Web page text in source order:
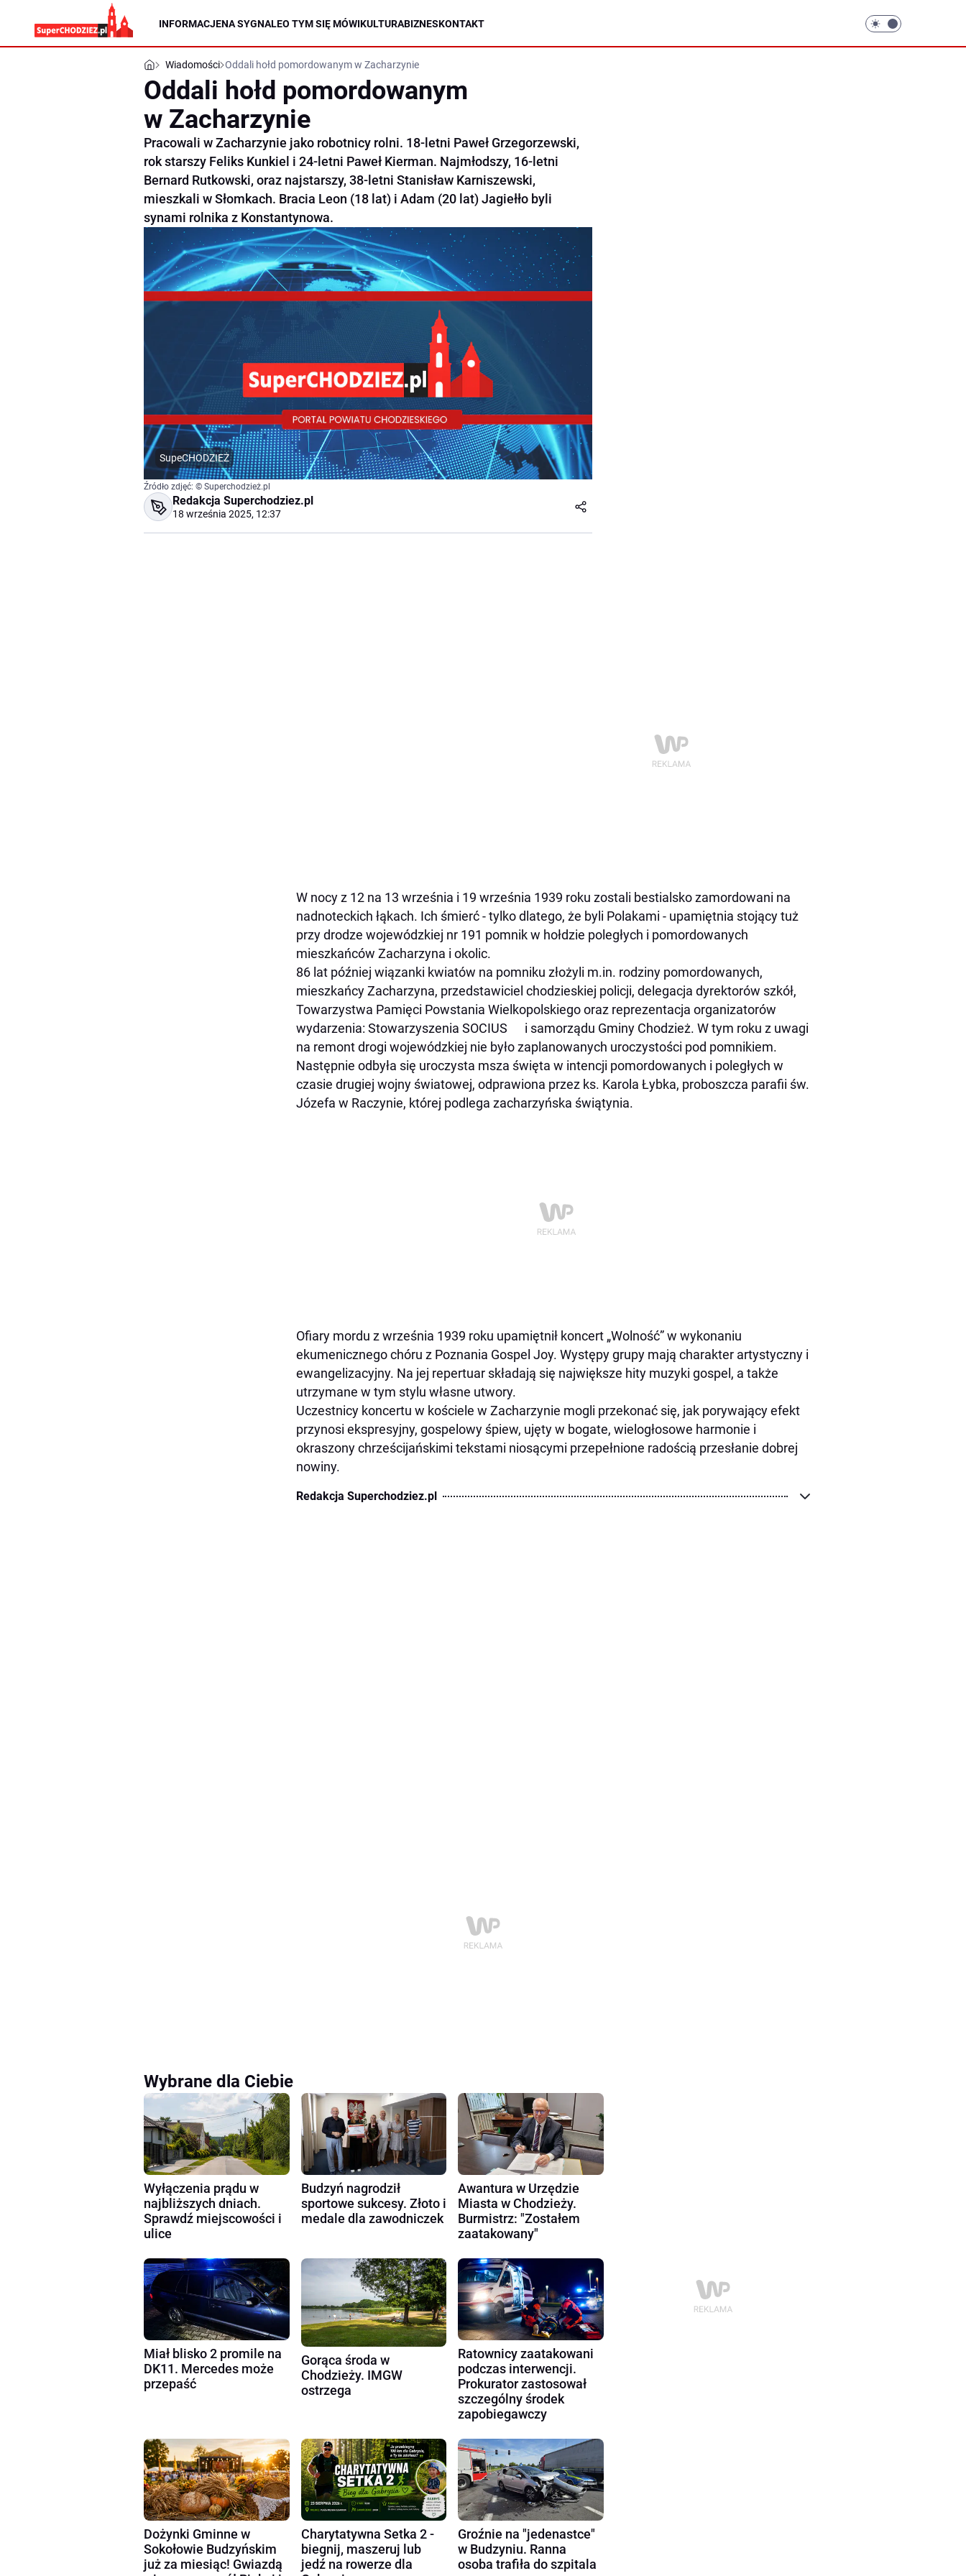
INFORMACJENA SYGNALEO TYM SIĘ MÓWIKULTURABIZNESKONTAKT
Wiadomości Oddali hołd pomordowanym w Zacharzynie
Oddali hołd pomordowanym
w Zacharzynie
Pracowali w Zacharzynie jako robotnicy rolni. 18-letni Paweł Grzegorzewski,
rok starszy Feliks Kunkiel i 24-letni Paweł Kierman. Najmłodszy, 16-letni
Bernard Rutkowski, oraz najstarszy, 38-letni Stanisław Karniszewski,
mieszkali w Słomkach. Bracia Leon (18 lat) i Adam (20 lat) Jagiełło byli
synami rolnika z Konstantynowa.
SupeCHODZIEŻ
Źródło zdjęć: © Superchodzież.pl
Redakcja Superchodziez.pl
18 września 2025, 12:37
W nocy z 12 na 13 września i 19 września 1939 roku zostali bestialsko zamordowani na
nadnoteckich łąkach. Ich śmierć - tylko dlatego, że byli Polakami - upamiętnia stojący tuż
przy drodze wojewódzkiej nr 191 pomnik w hołdzie poległych i pomordowanych
mieszkańców Zacharzyna i okolic.
86 lat później wiązanki kwiatów na pomniku złożyli m.in. rodziny pomordowanych,
mieszkańcy Zacharzyna, przedstawiciel chodzieskiej policji, delegacja dyrektorów szkół,
Towarzystwa Pamięci Powstania Wielkopolskiego oraz reprezentacja organizatorów
wydarzenia: Stowarzyszenia SOCIUS i samorządu Gminy Chodzież. W tym roku z uwagi
na remont drogi wojewódzkiej nie było zaplanowanych uroczystości pod pomnikiem.
Następnie odbyła się uroczysta msza święta w intencji pomordowanych i poległych w
czasie drugiej wojny światowej, odprawiona przez ks. Karola Łybka, proboszcza parafii św.
Józefa w Raczynie, której podlega zacharzyńska świątynia.
Ofiary mordu z września 1939 roku upamiętnił koncert „Wolność” w wykonaniu
ekumenicznego chóru z Poznania Gospel Joy. Występy grupy mają charakter artystyczny i
ewangelizacyjny. Na jej repertuar składają się największe hity muzyki gospel, a także
utrzymane w tym stylu własne utwory.
Uczestnicy koncertu w kościele w Zacharzynie mogli przekonać się, jak porywający efekt
przynosi ekspresyjny, gospelowy śpiew, ujęty w bogate, wielogłosowe harmonie i
okraszony chrześcijańskimi tekstami niosącymi przepełnione radością przesłanie dobrej
nowiny.
Redakcja Superchodziez.pl
Wybrane dla Ciebie
Wyłączenia prądu w
najbliższych dniach.
Sprawdź miejscowości i
ulice
Budzyń nagrodził
sportowe sukcesy. Złoto i
medale dla zawodniczek
Awantura w Urzędzie
Miasta w Chodzieży.
Burmistrz: "Zostałem
zaatakowany"
Miał blisko 2 promile na
DK11. Mercedes może
przepaść
Gorąca środa w
Chodzieży. IMGW
ostrzega
Ratownicy zaatakowani
podczas interwencji.
Prokurator zastosował
szczególny środek
zapobiegawczy
Dożynki Gminne w
Sokołowie Budzyńskim
już za miesiąc! Gwiazdą
Charytatywna Setka 2 -
biegnij, maszeruj lub
jedź na rowerze dla
Groźnie na "jedenastce"
w Budzyniu. Ranna
osoba trafiła do szpitala